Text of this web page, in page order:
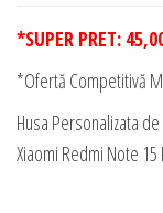
*SUPER PRET:
*Ofertă Competitivă
Husa Personalizata
Xiaomi Redmi Note